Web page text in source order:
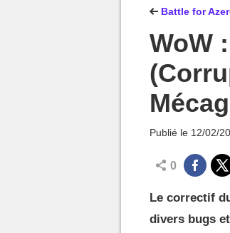
Battle for
WoW
Publié le 12/02/
0
Le correctif
divers bugs